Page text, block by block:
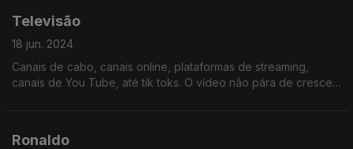
Televisão
18 jun. 2024
Canais de cabo, canais online, plataformas de streaming,
canais de You Tube, até tik toks. O vídeo não pára de crescer,
Ronaldo